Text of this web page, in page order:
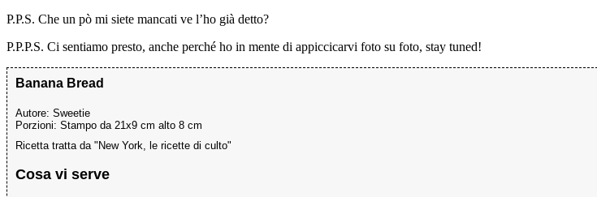
P.P.S. Che un pò mi siete mancati ve l’ho già detto?
P.P.P.S. Ci sentiamo presto, anche perché ho in mente di appiccicarvi foto su foto, stay tuned!
Banana Bread
Autore: Sweetie
Porzioni: Stampo da 21x9 cm alto 8 cm
Ricetta tratta da "New York, le ricette di culto"
Cosa vi serve